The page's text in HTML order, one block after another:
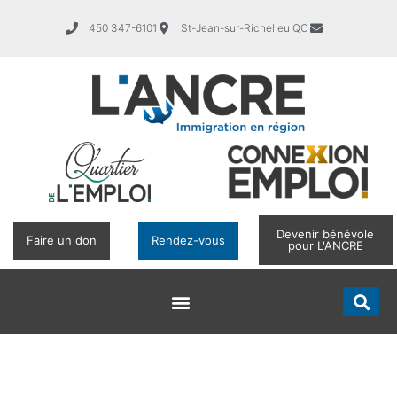
450 347-6101 St-Jean-sur-Richelieu QC
Faire un don Rendez-vous
Devenir bénévole
pour L'ANCRE